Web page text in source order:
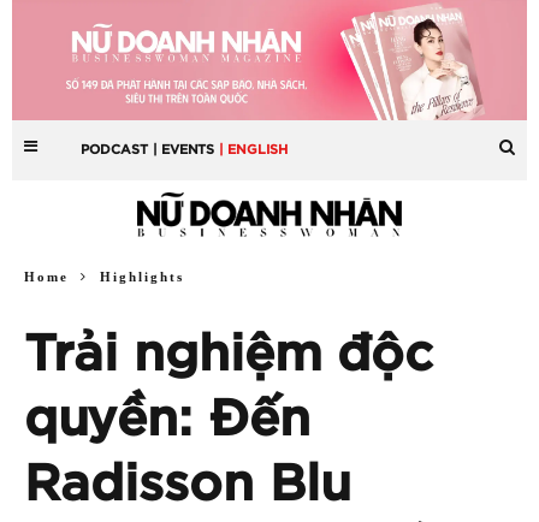
PODCAST | EVENTS | ENGLISH
Home Highlights
Trải nghiệm độc
quyền: Đến
Radisson Blu